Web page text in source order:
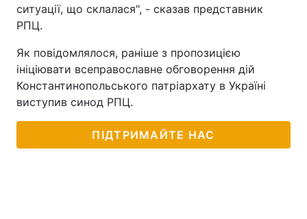
ситуації, що склалася", - сказав представник
РПЦ.
Як повідомлялося, раніше з пропозицією
ініціювати всеправославне обговорення дій
Константинопольського патріархату в Україні
виступив синод РПЦ.
ПІДТРИМАЙТЕ НАС